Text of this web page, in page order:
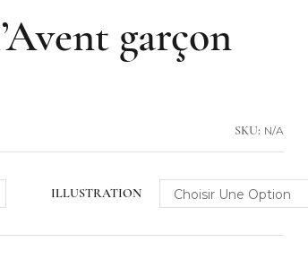
garçon
SKU: N/A
ILLUSTRATION